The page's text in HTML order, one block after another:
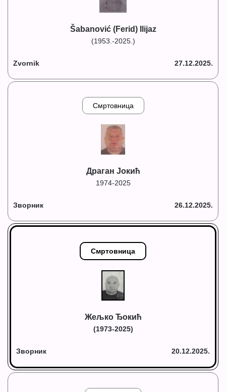
Šabanović (Ferid) Ilijaz
(1953.-2025.)
Zvornik 27.12.2025.
Смртовница
Драган Јокић
1974-2025
Зворник 26.12.2025.
Смртовница
Жељко Ђокић
(1973-2025)
Зворник 20.12.2025.